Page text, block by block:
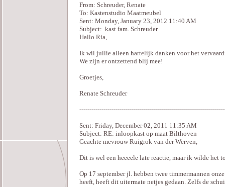
From: Schreuder, Renate
To: Kastenstudio Maatmeubel
Sent: Monday, January 23, 2012 11:40 AM
Subject: kast fam. Schreuder
Hallo Ria,
Ik wil jullie alleen hartelijk danken voor het
We zijn er ontzettend blij mee!
Groetjes,
Renate Schreuder
Sent: Friday, December 02, 2011 11:35 AM
Subject: RE: inloopkast op maat Bilthoven
Geachte mevrouw Ruigrok van der Werven,
Dit is wel een heeeele late reactie, maar ik wilde het
Op 17 september jl. hebben twee timmermannen
heeft, heeft dit uitermate netjes gedaan. Zelfs de